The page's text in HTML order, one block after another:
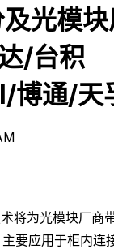
光模
/台积
博通/天
将为光模块厂商
要应用于柜内连